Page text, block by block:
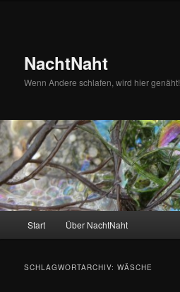
NachtNaht
Wenn Andere schlafen, wird hier genäht!
Start Über NachtNaht
SCHLAGWORTARCHIV:WÄSCHE